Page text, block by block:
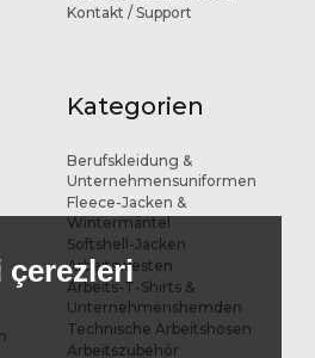
Kontakt / Support
Kategorien
Berufskleidung &
Unternehmensuniformen
Fleece-Jacken &
Wintermäntel
Softshell-Jacken
Arbeitswesten
Arbeits-T-Shirts &
Unternehmenshemden
Technische Arbeitshosen
Arbeitszubehör
çerezleri